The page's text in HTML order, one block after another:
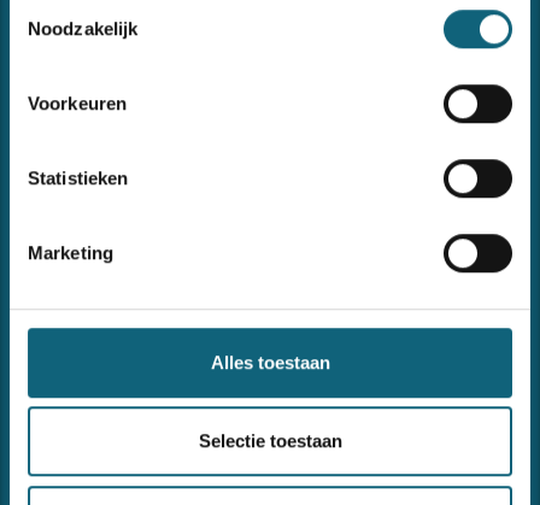
Bezoek onze
Noodzakelijk
Voorkeuren
Statistieken
Marketing
Alles toestaan
Selectie toestaan
opleidingsvragen omtrent kwaliteit, veiligheid, milieu en
informatieveiligheid.
Forma opnieuw ISO 9001- en ISO 27001-gecertificeerd
Hervorming KMO-portefeuille 2026